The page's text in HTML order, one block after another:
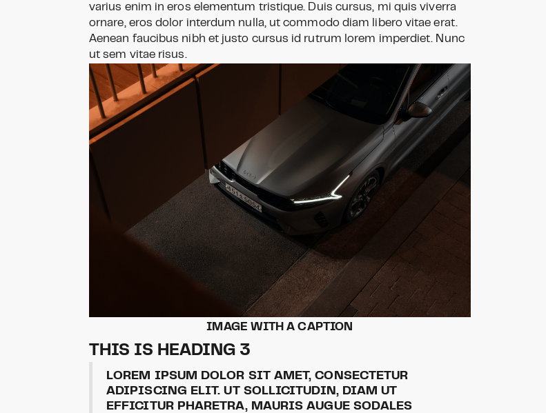
varius enim in eros elementum tristique. Duis cursus, mi quis viverra
ornare, eros dolor interdum nulla, ut commodo diam libero vitae erat.
Aenean faucibus nibh et justo cursus id rutrum lorem imperdiet. Nunc
ut sem vitae risus.
IMAGE WITH A CAPTION
THIS IS HEADING 3
LOREM IPSUM DOLOR SIT AMET, CONSECTETUR
ADIPISCING ELIT. UT SOLLICITUDIN, DIAM UT
EFFICITUR PHARETRA, MAURIS AUGUE SODALES